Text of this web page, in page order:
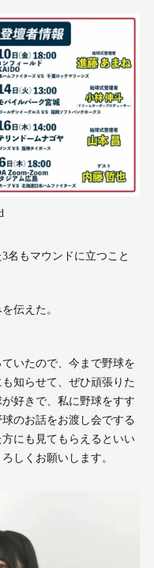
名もマウンドに立つこと
伝えた。
いたので、今まで野球を
知らせて、ぜひ頑張りた
好きで、私に野球をすす
のお話をお渡し会でする
にも見てもらえるといい
しくお願いします。